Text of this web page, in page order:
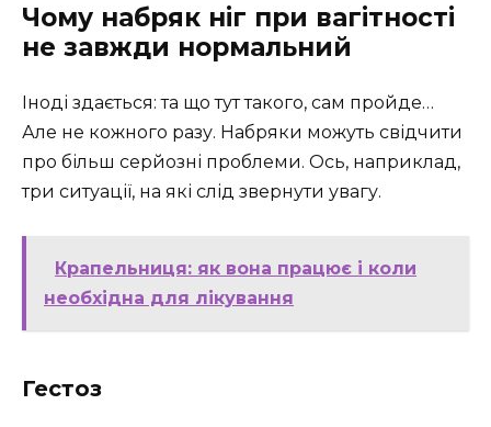
Чому набряк ніг при вагітності
не завжди нормальний
Іноді здається: та що тут такого, сам пройде…
Але не кожного разу. Набряки можуть свідчити
про більш серйозні проблеми. Ось, наприклад,
три ситуації, на які слід звернути увагу.
Крапельниця: як вона працює і коли
необхідна для лікування
Гестоз